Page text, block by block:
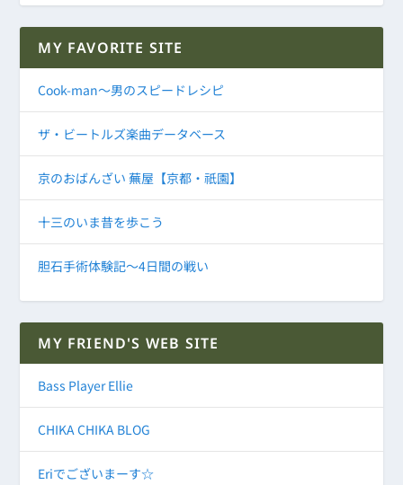
MY FAVORITE SITE
Cook-man～男のスピードレシピ
ザ・ビートルズ楽曲データベース
京のおばんざい 蕪屋【京都・祇園】
十三のいま昔を歩こう
胆石手術体験記～4日間の戦い
MY FRIEND'S WEB SITE
Bass Player Ellie
CHIKA CHIKA BLOG
Eriでございまーす☆